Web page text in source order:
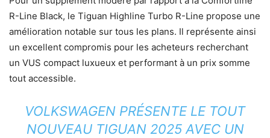
R-Line Black, le Tiguan Highline Turbo R-Line propose une
amélioration notable sur tous les plans. Il représente ainsi
un excellent compromis pour les acheteurs recherchant
un VUS compact luxueux et performant à un prix somme
tout accessible.
VOLKSWAGEN PRÉSENTE LE TOUT
NOUVEAU TIGUAN 2025 AVEC UN